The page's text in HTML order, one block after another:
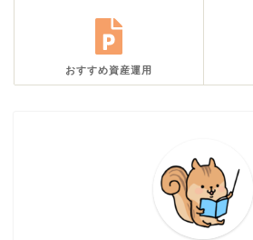
おすすめ資産運用